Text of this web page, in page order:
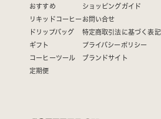
おすすめ
リキッドコーヒー
ドリップバッグ
ギフト
コーヒーツール
定期便
ショッピングガイド
お問い合せ
特定商取引法に基づく表記
プライバシーポリシー
ブランドサイト